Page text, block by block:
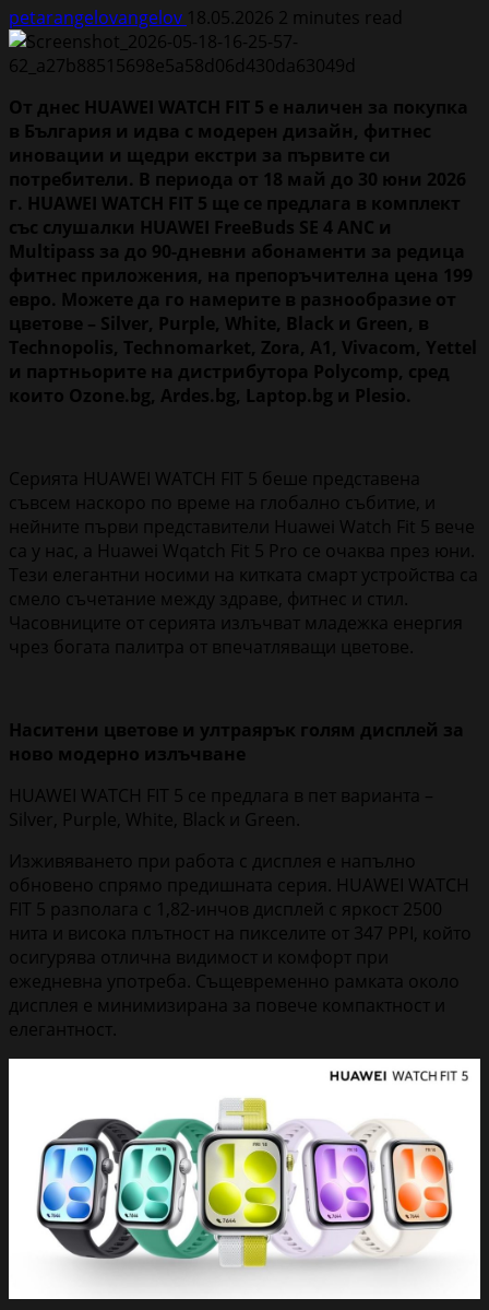
petarangelovangelov 18.05.2026 2 minutes read
От днес HUAWEI WATCH FIT 5 е наличен за покупка
в България и идва с модерен дизайн, фитнес
иновации и щедри екстри за първите си
потребители. В периода от 18 май до 30 юни 2026
г. HUAWEI WATCH FIT 5 ще се предлага в комплект
със слушалки HUAWEI FreeBuds SE 4 ANC и
Multipass за до 90-дневни абонаменти за редица
фитнес приложения, на препоръчителна цена 199
евро. Можете да го намерите в разнообразие от
цветове – Silver, Purple, White, Black и Green, в
Technopolis, Technomarket, Zora, A1, Vivacom, Yettel
и партньорите на дистрибутора Polycomp, сред
които Ozone.bg, Ardes.bg, Laptop.bg и Plesio.
Серията HUAWEI WATCH FIT 5 беше представена
съвсем наскоро по време на глобално събитие, и
нейните първи представители Huawei Watch Fit 5 вече
са у нас, а Huawei Wqatch Fit 5 Pro се очаква през юни.
Тези елегантни носими на китката смарт устройства са
смело съчетание между здраве, фитнес и стил.
Часовниците от серията излъчват младежка енергия
чрез богата палитра от впечатляващи цветове.
Наситени цветове и ултраярък голям дисплей за
ново модерно излъчване
HUAWEI WATCH FIT 5 се предлага в пет варианта –
Silver, Purple, White, Black и Green.
Изживяването при работа с дисплея е напълно
обновено спрямо предишната серия. HUAWEI WATCH
FIT 5 разполага с 1,82-инчов дисплей с яркост 2500
нита и висока плътност на пикселите от 347 PPI, който
осигурява отлична видимост и комфорт при
ежедневна употреба. Същевременно рамката около
дисплея е минимизирана за повече компактност и
елегантност.